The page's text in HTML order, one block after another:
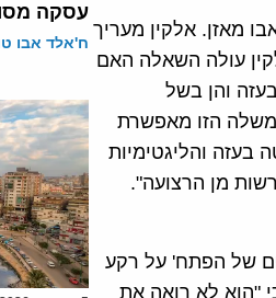
מאזן. אלקין מעריך
עולה השאלה האם
והן בשל
הזו מאפשרת
והליגטימיות
מן הרצועה".
של הפתח' על רקע
"הוא לא רואה את
עסקה
ח'אלד אבו